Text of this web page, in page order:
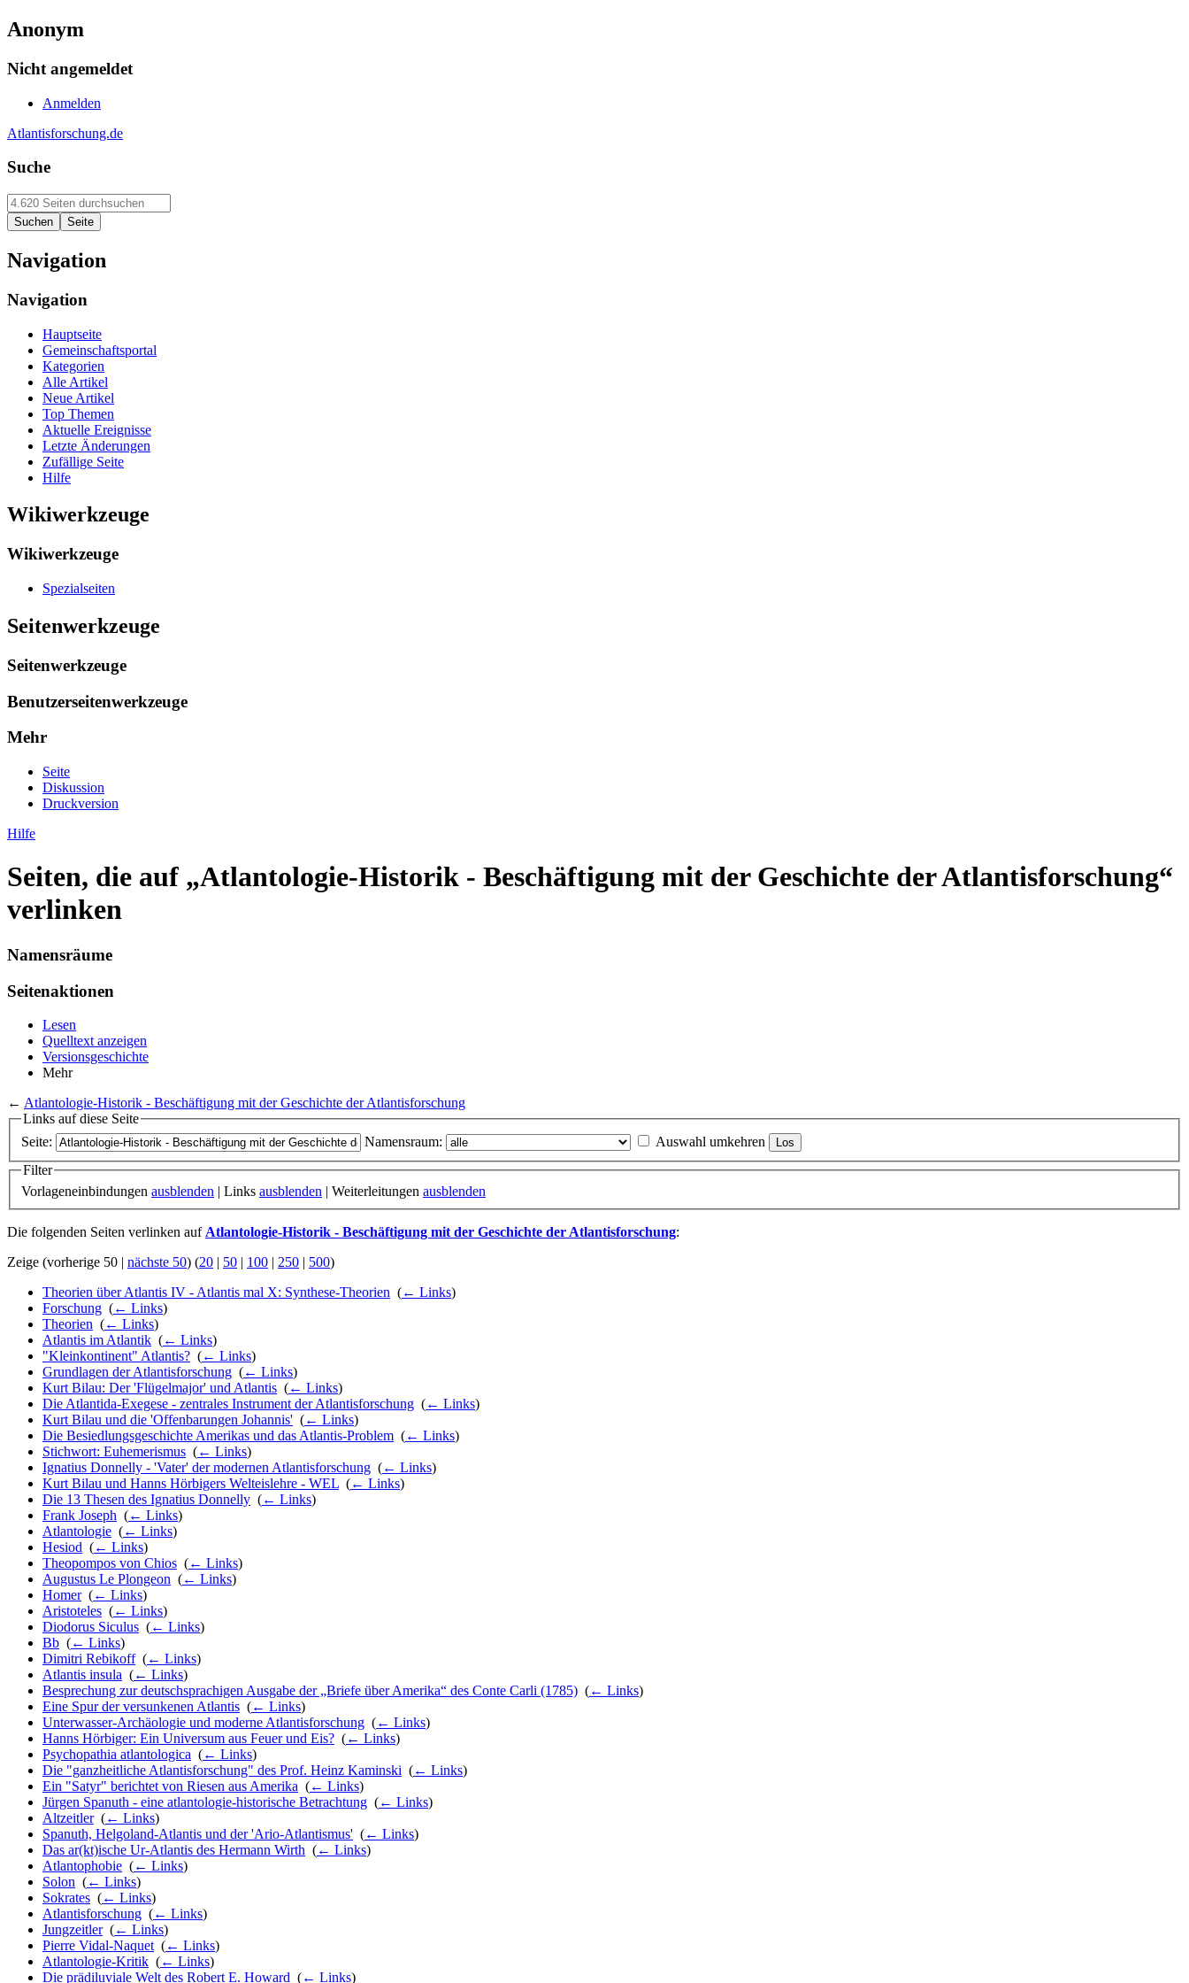
Anonym
Nicht angemeldet
Anmelden
Atlantisforschung.de
Suche
Navigation
Navigation
Hauptseite
Gemeinschaftsportal
Kategorien
Alle Artikel
Neue Artikel
Top Themen
Aktuelle Ereignisse
Letzte Änderungen
Zufällige Seite
Hilfe
Wikiwerkzeuge
Wikiwerkzeuge
Spezialseiten
Seitenwerkzeuge
Seitenwerkzeuge
Benutzerseitenwerkzeuge
Mehr
Seite
Diskussion
Druckversion
Hilfe
Seiten, die auf „Atlantologie-Historik - Beschäftigung mit der Geschichte der Atlantisforschung“
verlinken
Namensräume
Seitenaktionen
Lesen
Quelltext anzeigen
Versionsgeschichte
Mehr
← Atlantologie-Historik - Beschäftigung mit der Geschichte der Atlantisforschung
Links auf diese Seite
Seite:
Namensraum:
Auswahl umkehren
Filter
Vorlageneinbindungen ausblenden | Links ausblenden | Weiterleitungen ausblenden
Die folgenden Seiten verlinken auf Atlantologie-Historik - Beschäftigung mit der Geschichte der Atlantisforschung:
Zeige (vorherige 50 | nächste 50) (20 | 50 | 100 | 250 | 500)
Theorien über Atlantis IV - Atlantis mal X: Synthese-Theorien (← Links)
Forschung (← Links)
Theorien (← Links)
Atlantis im Atlantik (← Links)
"Kleinkontinent" Atlantis? (← Links)
Grundlagen der Atlantisforschung (← Links)
Kurt Bilau: Der 'Flügelmajor' und Atlantis (← Links)
Die Atlantida-Exegese - zentrales Instrument der Atlantisforschung (← Links)
Kurt Bilau und die 'Offenbarungen Johannis' (← Links)
Die Besiedlungsgeschichte Amerikas und das Atlantis-Problem (← Links)
Stichwort: Euhemerismus (← Links)
Ignatius Donnelly - 'Vater' der modernen Atlantisforschung (← Links)
Kurt Bilau und Hanns Hörbigers Welteislehre - WEL (← Links)
Die 13 Thesen des Ignatius Donnelly (← Links)
Frank Joseph (← Links)
Atlantologie (← Links)
Hesiod (← Links)
Theopompos von Chios (← Links)
Augustus Le Plongeon (← Links)
Homer‎ (← Links)
Aristoteles (← Links)
Diodorus Siculus (← Links)
Bb (← Links)
Dimitri Rebikoff‎ (← Links)
Atlantis insula (← Links)
Besprechung zur deutschsprachigen Ausgabe der „Briefe über Amerika“ des Conte Carli (1785) (← Links)
Eine Spur der versunkenen Atlantis (← Links)
Unterwasser-Archäologie und moderne Atlantisforschung (← Links)
Hanns Hörbiger: Ein Universum aus Feuer und Eis? (← Links)
Psychopathia atlantologica (← Links)
Die "ganzheitliche Atlantisforschung" des Prof. Heinz Kaminski (← Links)
Ein "Satyr" berichtet von Riesen aus Amerika (← Links)
Jürgen Spanuth - eine atlantologie-historische Betrachtung (← Links)
Altzeitler‎ (← Links)
Spanuth, Helgoland-Atlantis und der 'Ario-Atlantismus' (← Links)
Das ar(kt)ische Ur-Atlantis des Hermann Wirth (← Links)
Atlantophobie (← Links)
Solon (← Links)
Sokrates (← Links)
Atlantisforschung (← Links)
Jungzeitler‎ (← Links)
Pierre Vidal-Naquet (← Links)
Atlantologie-Kritik (← Links)
Die prädiluviale Welt des Robert E. Howard (← Links)